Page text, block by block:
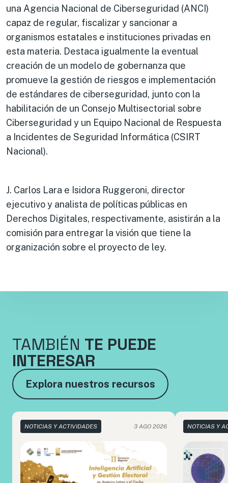
una Agencia Nacional de Ciberseguridad (ANCI)
capaz de regular, fiscalizar y sancionar a
organismos estatales e instituciones privadas en
esta materia. Destaca igualmente la eventual
creación de un modelo de gobernanza que
promueve la gestión de riesgos e implementación
de estándares de ciberseguridad, junto con la
habilitación de un Consejo Multisectorial sobre
Ciberseguridad y un Equipo Nacional de Respuesta
a Incidentes de Seguridad Informática (CSIRT
Nacional).
J. Carlos Lara e Isidora Ruggeroni, director
ejecutivo y analista de políticas públicas en
Derechos Digitales, respectivamente, asistirán a la
comisión para entregar la visión que tiene la
organización sobre el proyecto de ley.
TAMBIÉN TE PUEDE
INTERESAR
Explora nuestros recursos
NOTICIAS Y ACTIVIDADES 3 AGO 2026 NOTICIAS Y